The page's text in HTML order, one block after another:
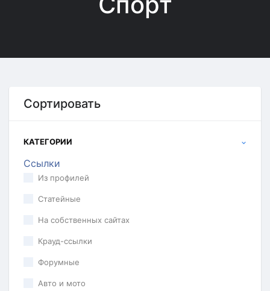
Сортировать
КАТЕГОРИИ
Ссылки
Из профилей
Статейные
На собственных сайтах
Крауд-ссылки
Форумные
Авто и мото